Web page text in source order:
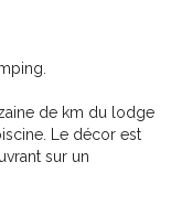
de km du lodge
Le décor est
sur un